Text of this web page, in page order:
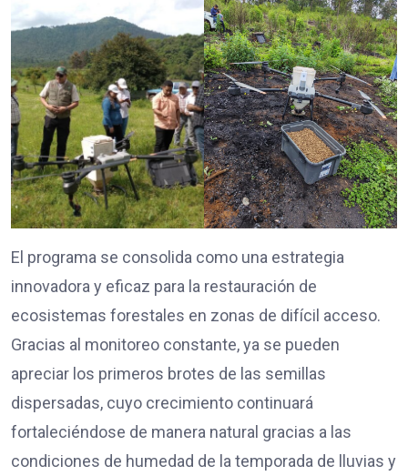
El programa se consolida como una estrategia
innovadora y eficaz para la restauración de
ecosistemas forestales en zonas de difícil acceso.
Gracias al monitoreo constante, ya se pueden
apreciar los primeros brotes de las semillas
dispersadas, cuyo crecimiento continuará
fortaleciéndose de manera natural gracias a las
condiciones de humedad de la temporada de lluvias y